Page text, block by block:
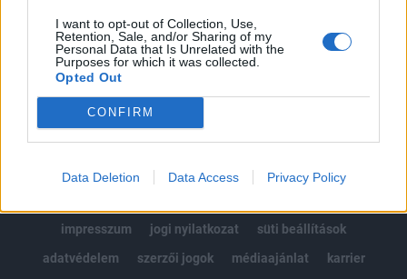
I want to opt-out of Collection, Use,
Retention, Sale, and/or Sharing of my
Personal Data that Is Unrelated with the
Purposes for which it was collected.
Opted Out
CONFIRM
Data Deletion Data Access Privacy Policy
MÁR ELŐFIZETŐNK VAGY?BEJELENTKEZÉS
impresszum
jogi nyilatkozat
süti beállítások
adatvédelem
szerzői jogok médiaajánlat karrier